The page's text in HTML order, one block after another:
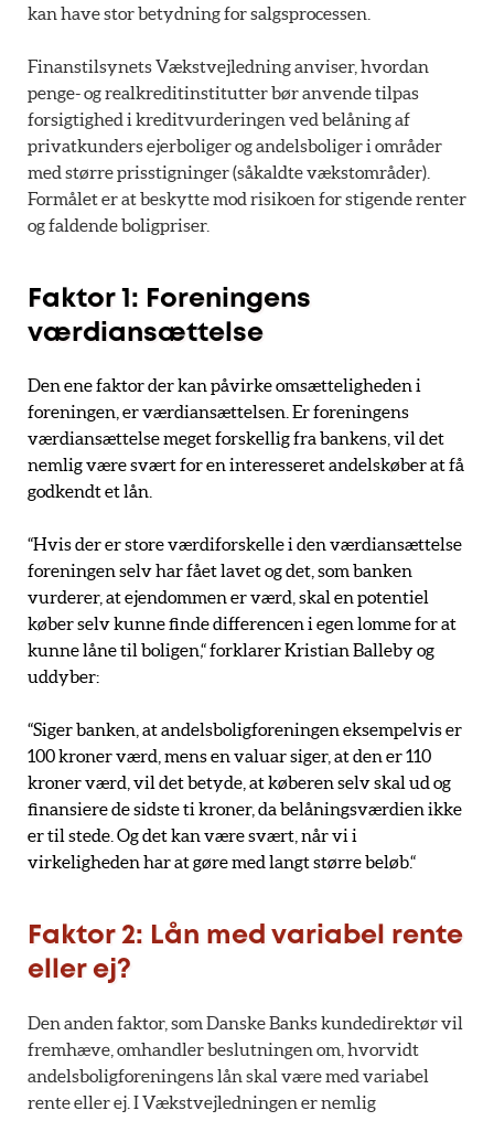
kan have stor betydning for salgsprocessen.
Finanstilsynets Vækstvejledning anviser, hvordan
penge- og realkreditinstitutter bør anvende tilpas
forsigtighed i kreditvurderingen ved belåning af
privatkunders ejerboliger og andelsboliger i områder
med større prisstigninger (såkaldte vækstområder).
Formålet er at beskytte mod risikoen for stigende renter
og faldende boligpriser.
Faktor 1: Foreningens
værdiansættelse
Den ene faktor der kan påvirke omsætteligheden i
foreningen, er værdiansættelsen. Er foreningens
værdiansættelse meget forskellig fra bankens, vil det
nemlig være svært for en interesseret andelskøber at få
godkendt et lån.
“Hvis der er store værdiforskelle i den værdiansættelse
foreningen selv har fået lavet og det, som banken
vurderer, at ejendommen er værd, skal en potentiel
køber selv kunne finde differencen i egen lomme for at
kunne låne til boligen,“ forklarer Kristian Balleby og
uddyber:
“Siger banken, at andelsboligforeningen eksempelvis er
100 kroner værd, mens en valuar siger, at den er 110
kroner værd, vil det betyde, at køberen selv skal ud og
finansiere de sidste ti kroner, da belåningsværdien ikke
er til stede. Og det kan være svært, når vi i
virkeligheden har at gøre med langt større beløb.“
Faktor 2: Lån med variabel rente
eller ej?
Den anden faktor, som Danske Banks kundedirektør vil
fremhæve, omhandler beslutningen om, hvorvidt
andelsboligforeningens lån skal være med variabel
rente eller ej. I Vækstvejledningen er nemlig